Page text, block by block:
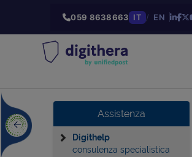
059 8638663 IT / EN
Assistenza
Digithelp
consulenza specialistica